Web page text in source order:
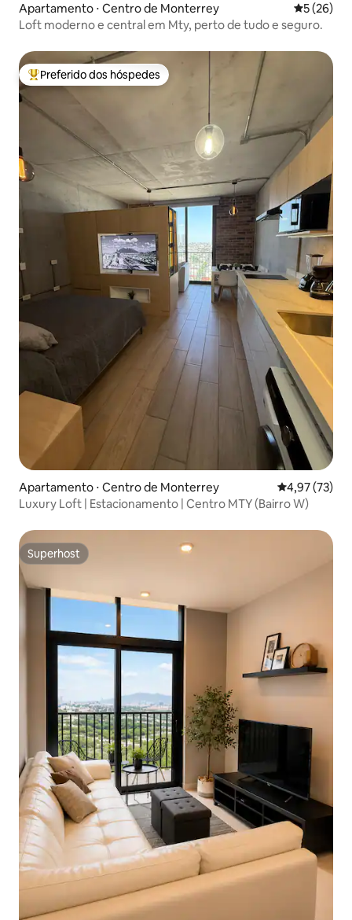
Apartamento ⋅ Centro de Monterrey 5 de uma
5 (26)
Loft moderno e central em Mty, perto de tudo e seguro.
Entre os melhores preferidos dos hóspedes
Preferido dos hóspedes
Apartamento ⋅ Centro de Monterrey 4,97 de uma
4,97 (73)
Luxury Loft | Estacionamento | Centro MTY (Bairro W)
Superhost
Superhost